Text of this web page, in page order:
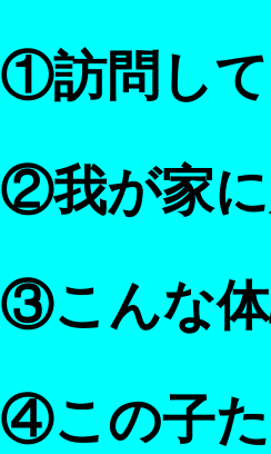
①訪問し
②我が家に
③こんな体
④この子た